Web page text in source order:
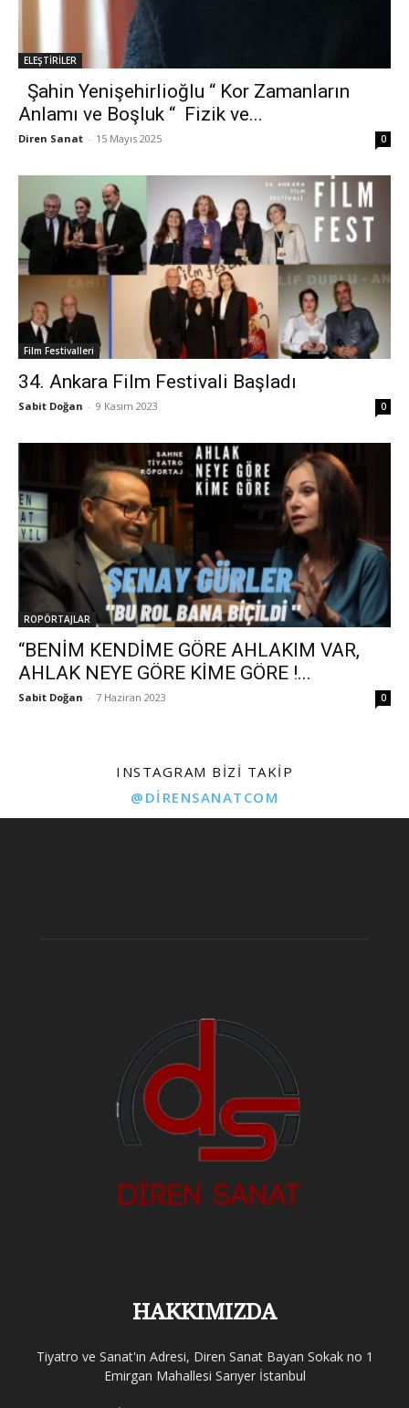
ELEŞTİRİLER
Şahin Yenişehirlioğlu “ Kor Zamanların
Anlamı ve Boşluk “ Fizik ve...
Diren Sanat - 15 Mayıs 2025 0
Film Festivalleri
34. Ankara Film Festivali Başladı
Sabit Doğan - 9 Kasım 2023 0
ROPÖRTAJLAR
“BENİM KENDİME GÖRE AHLAKIM VAR,
AHLAK NEYE GÖRE KİME GÖRE !...
Sabit Doğan - 7 Haziran 2023 0
INSTAGRAM BIZI TAKIP
@DIRENSANATCOM
HAKKIMIZDA
Tiyatro ve Sanat'ın Adresi, Diren Sanat Bayan Sokak no 1
Emirgan Mahallesi Sarıyer İstanbul